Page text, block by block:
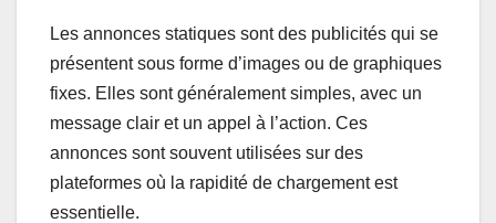
Les annonces statiques sont des publicités qui se
présentent sous forme d’images ou de graphiques
fixes. Elles sont généralement simples, avec un
message clair et un appel à l’action. Ces
annonces sont souvent utilisées sur des
plateformes où la rapidité de chargement est
essentielle.